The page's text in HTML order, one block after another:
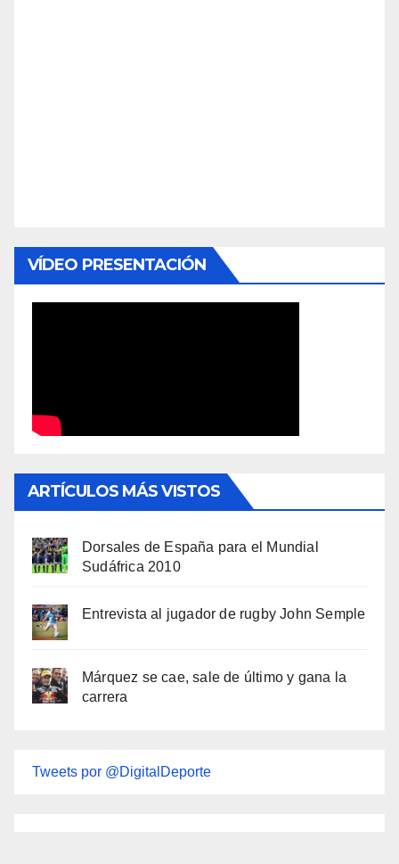
VÍDEO PRESENTACIÓN
ARTÍCULOS MÁS VISTOS
Dorsales de España para el Mundial
Sudáfrica 2010
Entrevista al jugador de rugby John Semple
Márquez se cae, sale de último y gana la
carrera
Tweets por @DigitalDeporte